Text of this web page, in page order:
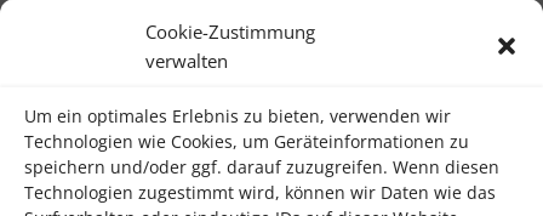
Cookie-Zustimmung
verwalten
Um ein optimales Erlebnis zu bieten, verwenden wir
Technologien wie Cookies, um Geräteinformationen zu
speichern und/oder ggf. darauf zuzugreifen. Wenn diesen
Technologien zugestimmt wird, können wir Daten wie das
Rechtliches
Impressum
Datenschutzerklärung
Kontakt